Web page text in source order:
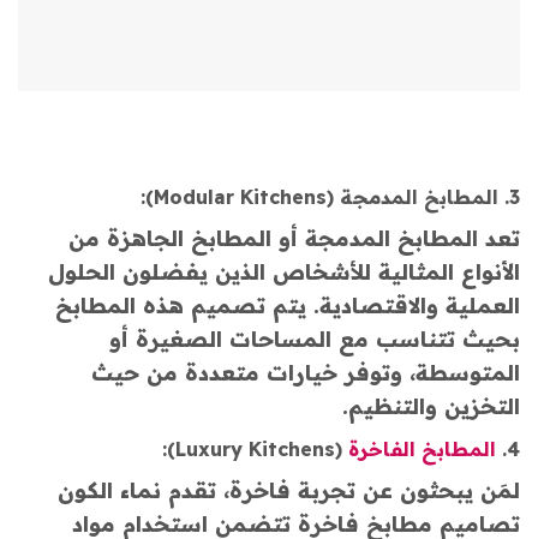
3. المطابخ المدمجة (Modular Kitchens):
تعد المطابخ المدمجة أو المطابخ الجاهزة من
الأنواع المثالية للأشخاص الذين يفضلون الحلول
العملية والاقتصادية. يتم تصميم هذه المطابخ
بحيث تتناسب مع المساحات الصغيرة أو
المتوسطة، وتوفر خيارات متعددة من حيث
التخزين والتنظيم.
4. المطابخ الفاخرة (Luxury Kitchens):
لمَن يبحثون عن تجربة فاخرة، تقدم نماء الكون
تصاميم مطابخ فاخرة تتضمن استخدام مواد